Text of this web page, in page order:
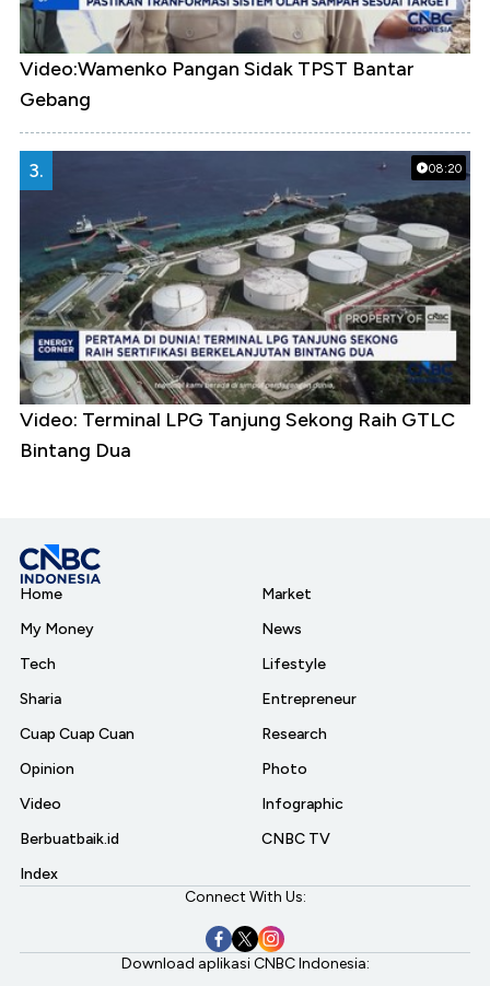
Video:Wamenko Pangan Sidak TPST Bantar
Gebang
08:20
3.
Video: Terminal LPG Tanjung Sekong Raih GTLC
Bintang Dua
Home
My Money
Tech
Sharia
Cuap Cuap Cuan
Opinion
Video
Berbuatbaik.id
Index
Market
News
Lifestyle
Entrepreneur
Research
Photo
Infographic
CNBC TV
Connect With Us:
Download aplikasi CNBC Indonesia: